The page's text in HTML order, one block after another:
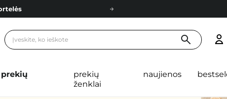
nuo 40,00 €
prekių
ženklai
naujienos